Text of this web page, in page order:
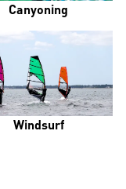
Canyoning
Windsurf